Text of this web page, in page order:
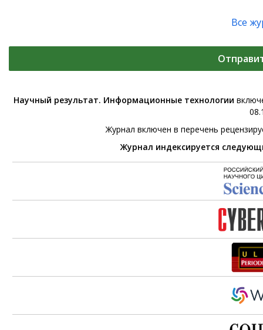
Все
Научный результат. Информационные технологии
Журнал включен в перечень
Журнал индексируется